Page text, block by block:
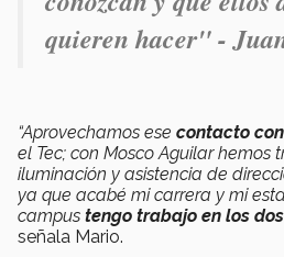
quieren hacer" -
“Aprovechamos ese contacto
el Tec; con Mosco Aguilar hemos
iluminación y asistencia de
ya que acabé mi carrera y mi
campus tengo trabajo en los
señala Mario.